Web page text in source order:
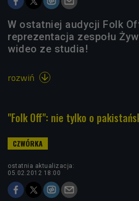
W ostatniej audycji Folk
reprezentacja zespołu
wideo ze studia!
rozwiń 
"Folk Off": nie tylko o
ostatnia aktualizacja:
05.02.2012 18:00